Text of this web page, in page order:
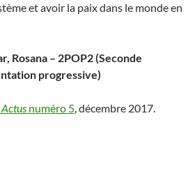
et avoir la paix dans le monde en
Rosana – 2POP2 (Seconde
progressive)
Actus numéro 5, décembre 2017.